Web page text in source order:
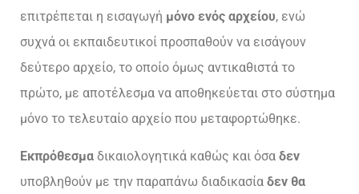
επιτρέπεται η εισαγωγή μόνο ενός αρχείου, ενώ
συχνά οι εκπαιδευτικοί προσπαθούν να εισάγουν
δεύτερο αρχείο, το οποίο όμως αντικαθιστά το
πρώτο, με αποτέλεσμα να αποθηκεύεται στο σύστημα
μόνο το τελευταίο αρχείο που μεταφορτώθηκε.
Eκπρόθεσμα δικαιολογητικά καθώς και όσα δεν
υποβληθούν με την παραπάνω διαδικασία δεν θα